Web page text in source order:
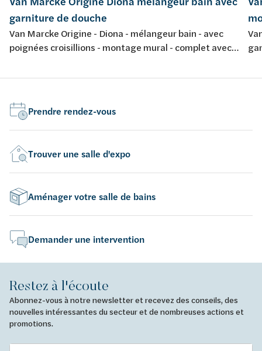
garniture de douche
Van Marcke Origine - Diona - mélangeur bain - avec
poignées croisillions - montage mural - complet avec
Prendre rendez-vous
Trouver une salle d'expo
Aménager votre salle de bains
Demander une intervention
Restez à l'écoute
Abonnez-vous à notre newsletter et recevez des conseils, des
nouvelles intéressantes du secteur et de nombreuses actions et
promotions.